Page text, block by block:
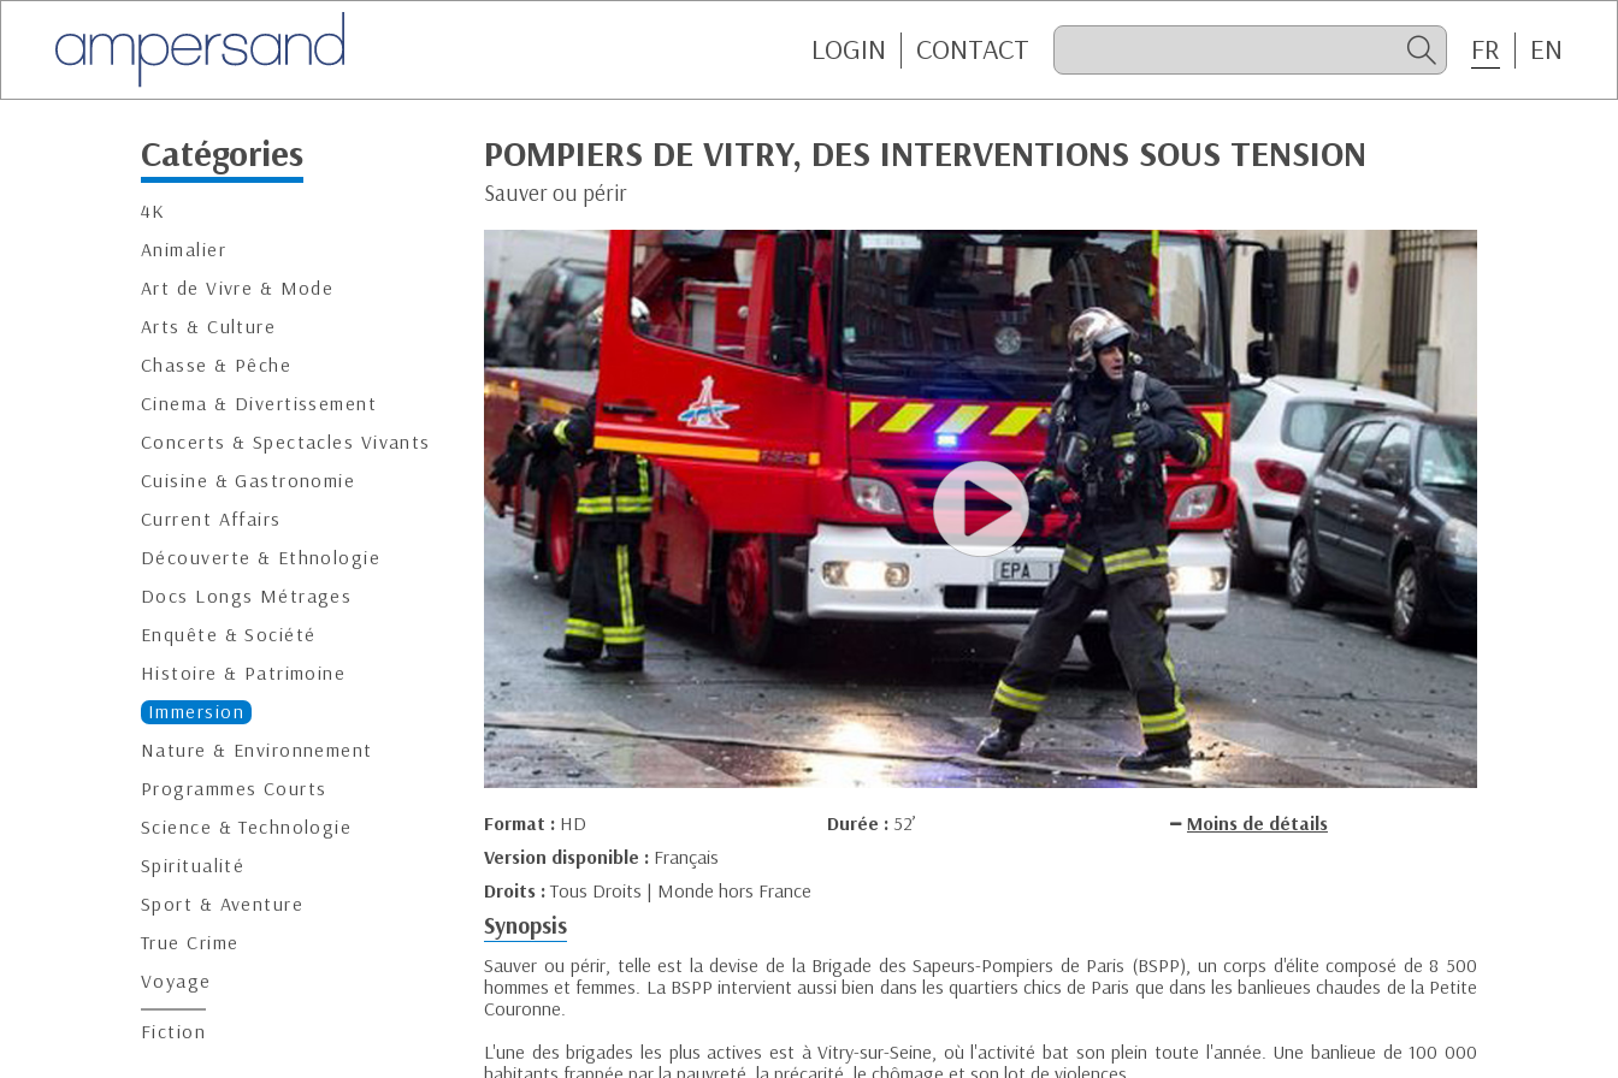
LOGIN CONTACT FR EN
Catégories
4K
Animalier
Art de Vivre & Mode
Arts & Culture
Chasse & Pêche
Cinema & Divertissement
Concerts & Spectacles Vivants
Cuisine & Gastronomie
Current Affairs
Découverte & Ethnologie
Docs Longs Métrages
Enquête & Société
Histoire & Patrimoine
Immersion
Nature & Environnement
Programmes Courts
Science & Technologie
Spiritualité
Sport & Aventure
True Crime
Voyage
Fiction
POMPIERS DE VITRY, DES INTERVENTIONS SOUS TENSION
Sauver ou périr
Format : HD Durée : 52’
Moins de détails
Version disponible : Français
Droits :Tous Droits | Monde hors France
Synopsis
Sauver ou périr, telle est la devise de la Brigade des Sapeurs-Pompiers de Paris (BSPP), un corps d'élite composé de 8 500
hommes et femmes. La BSPP intervient aussi bien dans les quartiers chics de Paris que dans les banlieues chaudes de la Petite
Couronne.
L'une des brigades les plus actives est à Vitry-sur-Seine, où l'activité bat son plein toute l'année. Une banlieue de 100 000